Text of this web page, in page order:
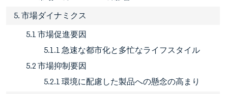
5. 市場ダイナミクス
5.1 市場促進要因
5.1.1 急速な都市化と多忙なライフスタイル
5.2 市場抑制要因
5.2.1 環境に配慮した製品への懸念の高まり